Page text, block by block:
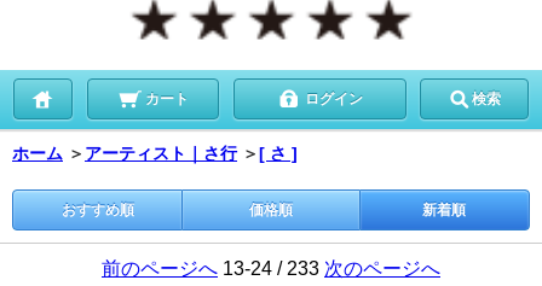
カート ログイン 検索
ホーム ＞ アーティスト｜さ行 ＞[ さ ]
おすすめ順 価格順 新着順
前のページへ 13-24 / 233 次のページへ